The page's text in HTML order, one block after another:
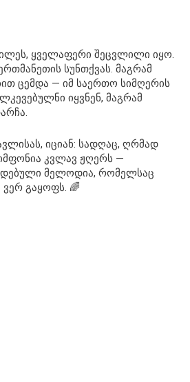
ყველაფერი შეცვლილი იყო.
სუნთქვას. მაგრამ
ცემდა — იმ საერთო სიმღერის
იყვნენ, მაგრამ
იციან: სადღაც, ღრმად
კვლავ ჟღერს —
მელოდია, რომელსაც
გაყოფს. 🌈